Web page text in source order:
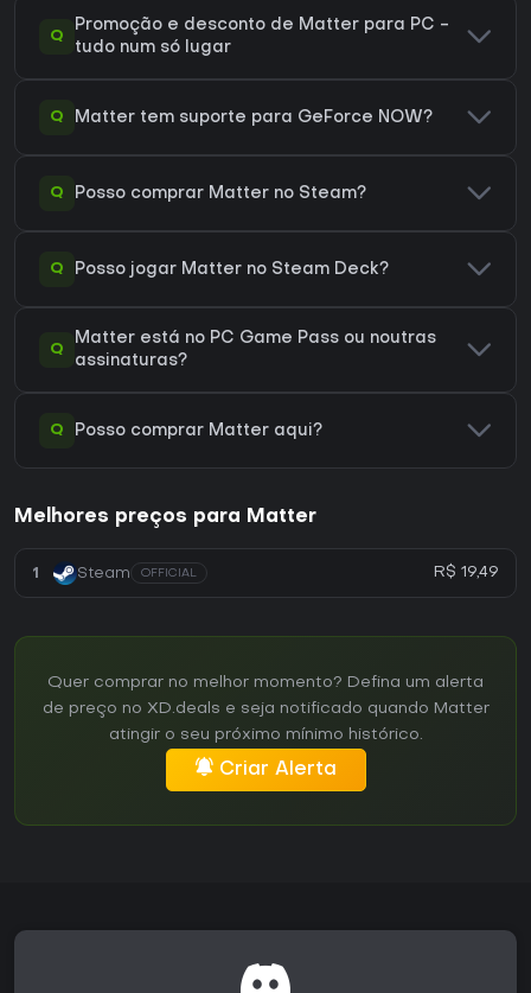
Q
Promoção e desconto de Matter para PC -
tudo num só lugar
Q Matter tem suporte para GeForce NOW?
Q Posso comprar Matter no Steam?
Q Posso jogar Matter no Steam Deck?
Q
Matter está no PC Game Pass ou noutras
assinaturas?
Q Posso comprar Matter aqui?
Melhores preços para Matter
1 Steam OFFICIAL R$ 19,49
Quer comprar no melhor momento? Defina um alerta
de preço no XD.deals e seja notificado quando Matter
atingir o seu próximo mínimo histórico.
Criar Alerta